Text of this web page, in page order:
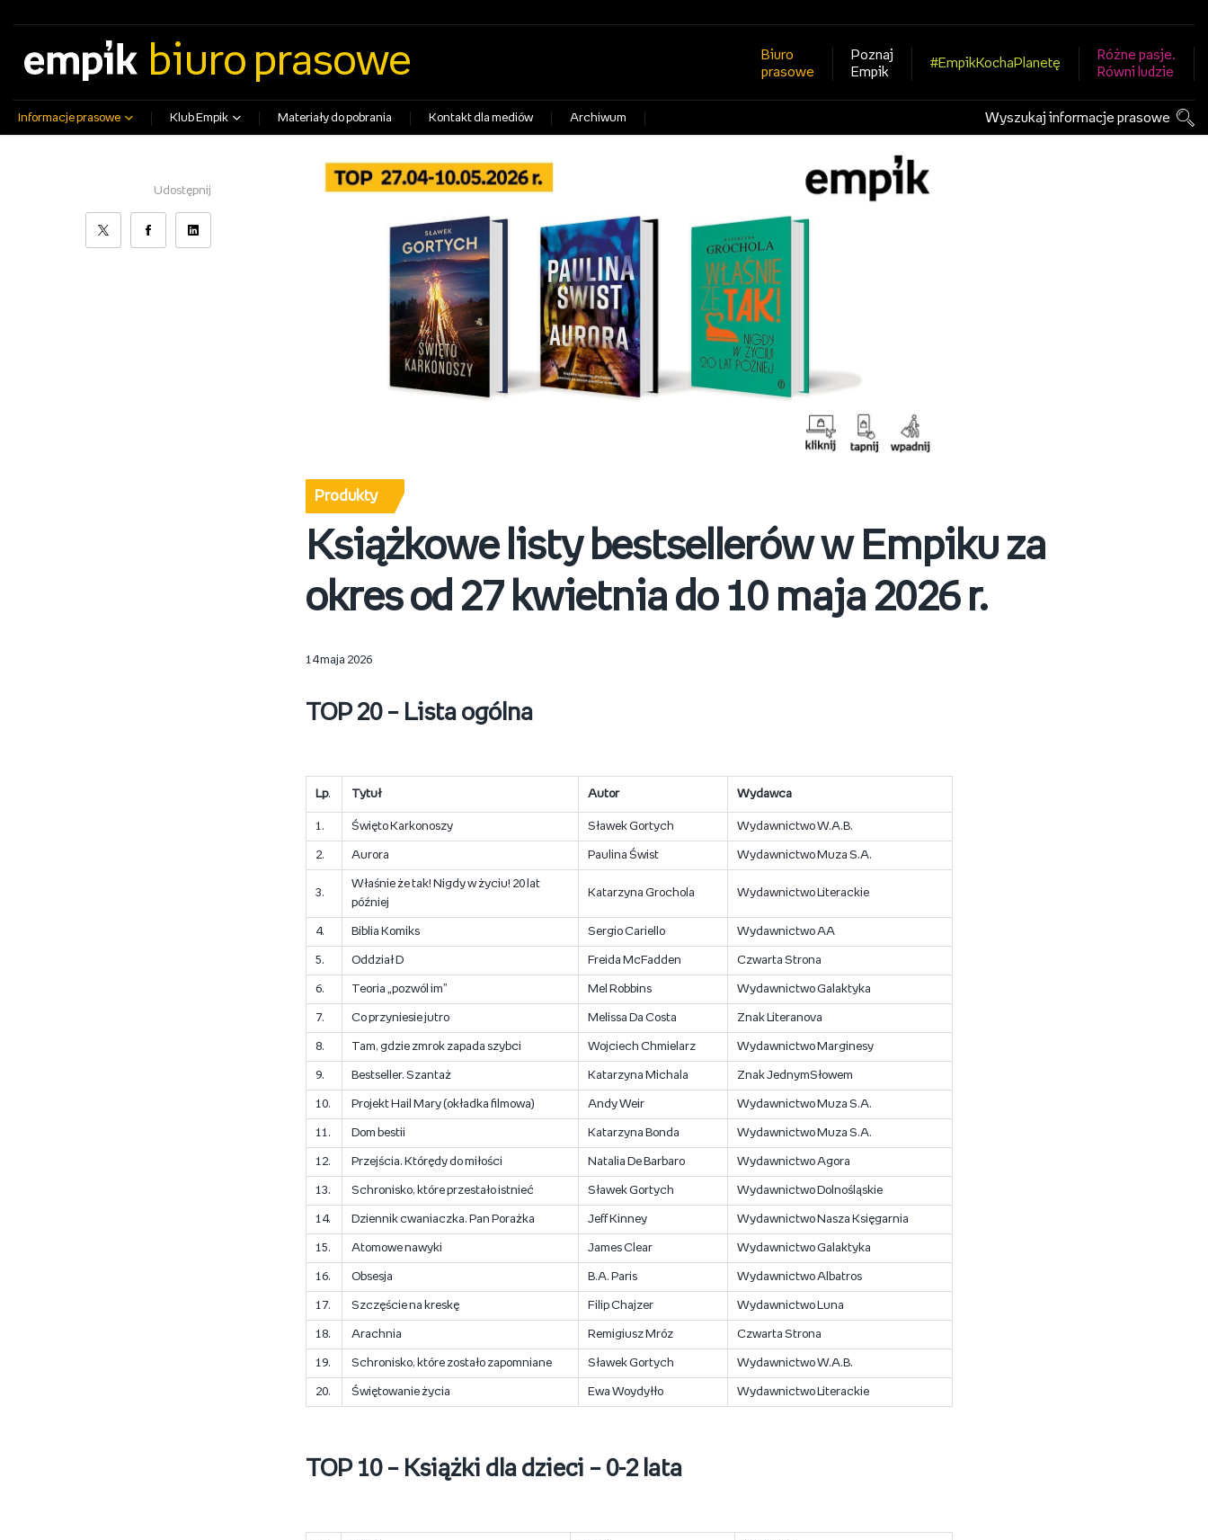
biuro prasowe
Biuro
prasowe
Poznaj
Empik
#EmpikKochaPlanetę
Różne pasje.
Równi ludzie
Informacje prasowe Klub Empik Materiały do pobrania Kontakt dla mediów Archiwum Wyszukaj informacje prasowe
Udostępnij
Produkty
Książkowe listy bestsellerów w Empiku za
okres od 27 kwietnia do 10 maja 2026 r.
14 maja 2026
TOP 20 – Lista ogólna
Lp. Tytuł Autor Wydawca
1. Święto Karkonoszy Sławek Gortych Wydawnictwo W.A.B.
2. Aurora Paulina Świst Wydawnictwo Muza S.A.
3.
Właśnie że tak! Nigdy w życiu! 20 lat
później
Katarzyna Grochola Wydawnictwo Literackie
4. Biblia Komiks Sergio Cariello Wydawnictwo AA
5. Oddział D Freida McFadden Czwarta Strona
6. Teoria „pozwól im” Mel Robbins Wydawnictwo Galaktyka
7. Co przyniesie jutro Melissa Da Costa Znak Literanova
8. Tam, gdzie zmrok zapada szybci Wojciech Chmielarz Wydawnictwo Marginesy
9. Bestseller. Szantaż Katarzyna Michala Znak JednymSłowem
10. Projekt Hail Mary (okładka filmowa) Andy Weir Wydawnictwo Muza S.A.
11. Dom bestii Katarzyna Bonda Wydawnictwo Muza S.A.
12. Przejścia. Którędy do miłości Natalia De Barbaro Wydawnictwo Agora
13. Schronisko, które przestało istnieć Sławek Gortych Wydawnictwo Dolnośląskie
14. Dziennik cwaniaczka. Pan Porażka Jeff Kinney Wydawnictwo Nasza Księgarnia
15. Atomowe nawyki James Clear Wydawnictwo Galaktyka
16. Obsesja B.A. Paris Wydawnictwo Albatros
17. Szczęście na kreskę Filip Chajzer Wydawnictwo Luna
18. Arachnia Remigiusz Mróz Czwarta Strona
19. Schronisko, które zostało zapomniane Sławek Gortych Wydawnictwo W.A.B.
20. Świętowanie życia Ewa Woydyłło Wydawnictwo Literackie
TOP 10 – Książki dla dzieci – 0-2 lata